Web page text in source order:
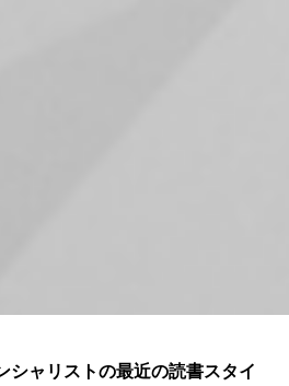
シャリストの最近の読書スタイ